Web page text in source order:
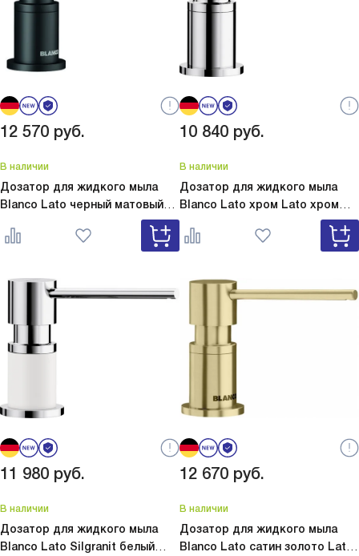
12 570 руб.
В наличии
Дозатор для жидкого мыла
Blanco Lato черный матовый
Lato черный матовый 525789
10 840 руб.
В наличии
Дозатор для жидкого мыла
Blanco Lato хром Lato хром
11 980 руб.
В наличии
Дозатор для жидкого мыла
Blanco Lato Silgranit белый
12 670 руб.
В наличии
Дозатор для жидкого мыла
Blanco Lato сатин золото Lato